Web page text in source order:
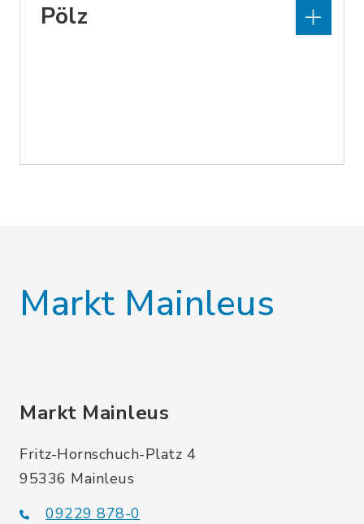
Pölz
Markt Mainleus
Markt Mainleus
Fritz-Hornschuch-Platz 4
95336 Mainleus
09229 878-0